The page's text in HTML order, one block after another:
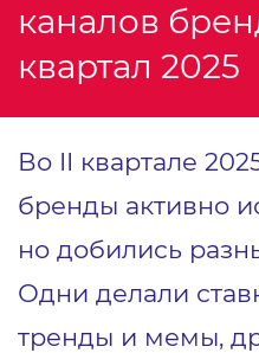
каналов
квартал 2025
Во II квартале
бренды активно
но добились
Одни делали
тренды и мемы,